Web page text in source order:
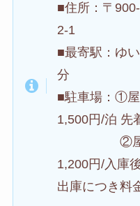
■住所：〒
2-1
■最寄駅：ゆ
分
■駐車場：①屋
1,500円/泊 先
②屋内提
1,200円/入庫
出庫につき料